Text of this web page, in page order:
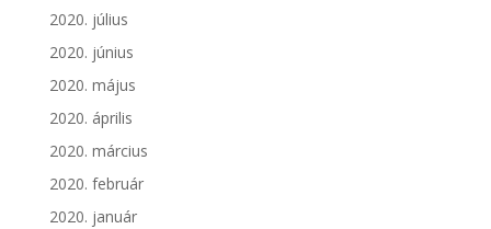
2020. július
2020. június
2020. május
2020. április
2020. március
2020. február
2020. január